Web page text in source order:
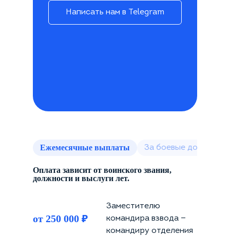
Написать нам в Telegram
Ежемесячные выплаты За боевые
Оплата зависит от воинского звания,
должности и выслуги лет.
от 250 000 ₽
Заместителю
командира взвода —
командиру отделения